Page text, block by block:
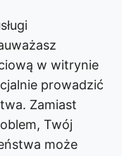
w witrynie
prowadzić
Zamiast
Twój
może